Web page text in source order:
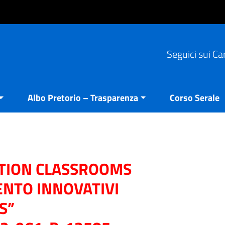
Seguici sui
Albo Pretorio – Trasparenza Corso Serale
CLASSROOMS
INNOVATIVI